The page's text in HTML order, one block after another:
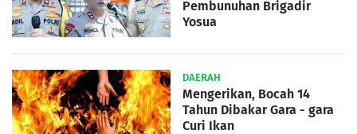
Pembunuhan Brigadir
Yosua
DAERAH
Mengerikan, Bocah 14
Tahun Dibakar Gara - gara
Curi Ikan